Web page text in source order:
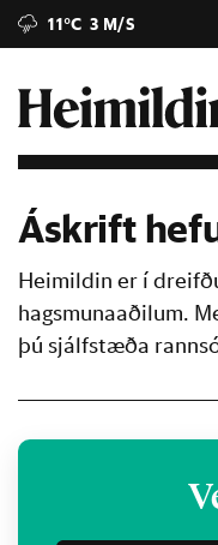
11°C 3 M/S
Áskrift
Heimildin er í
hagsmunaaðilum.
þú sjálfstæða